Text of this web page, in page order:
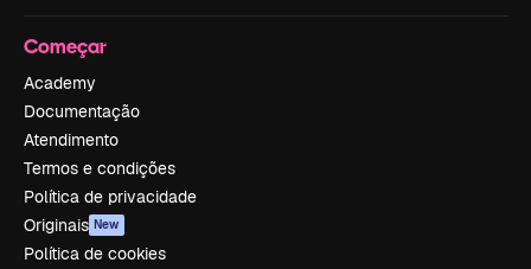
Começar
Academy
Documentação
Atendimento
Termos e condições
Política de privacidade
Originais New
Política de cookies